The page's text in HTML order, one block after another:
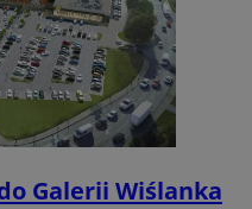
Galerii Wiślanka